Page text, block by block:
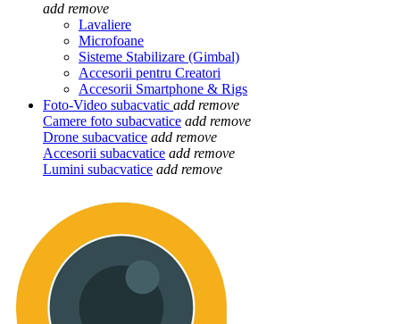
add remove
Lavaliere
Microfoane
Sisteme Stabilizare (Gimbal)
Accesorii pentru Creatori
Accesorii Smartphone & Rigs
Foto-Video subacvatic add remove
Camere foto subacvatice add remove
Drone subacvatice add remove
Accesorii subacvatice add remove
Lumini subacvatice add remove